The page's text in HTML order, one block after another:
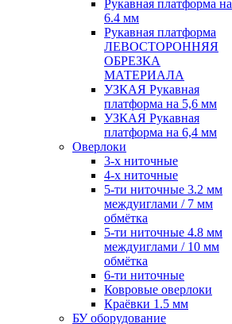
Рукавная платформа на
6.4 мм
Рукавная платформа
ЛЕВОСТОРОННЯЯ
ОБРЕЗКА
МАТЕРИАЛА
УЗКАЯ Рукавная
платформа на 5,6 мм
УЗКАЯ Рукавная
платформа на 6,4 мм
Оверлоки
3-х ниточные
4-х ниточные
5-ти ниточные 3.2 мм
междуиглами / 7 мм
обмётка
5-ти ниточные 4.8 мм
междуиглами / 10 мм
обмётка
6-ти ниточные
Ковровые оверлоки
Краёвки 1.5 мм
БУ оборудование